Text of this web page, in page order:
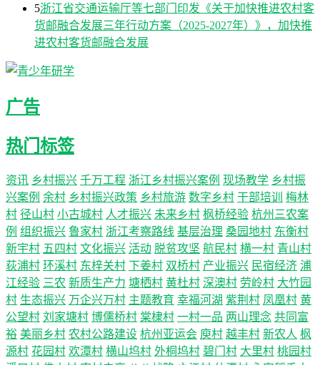
5浙江省交通运输厅等七部门印发《关于加快推进农村客
货邮融合发展三年行动方案（2025-2027年）》，加快推
进农村客货邮融合发展
广告
热门标签
资讯 乡村振兴 千万工程 浙江乡村振兴案例 现场教学 乡村振
兴案例 余村 乡村振兴政策 乡村旅游 数字乡村 干部培训 梅林
村 径山村 小古城村 人才振兴 未来乡村 枫桥经验 杭州三农案
例 组织振兴 鲁家村 浙江考察路线 基层治理 桑园地村 东衡村
新宇村 五四村 文化振兴 活动 脱贫攻坚 航民村 横一村 青山村
荻浦村 环溪村 东梓关村 下姜村 双桥村 产业振兴 民宿经济 浦
江经验 三农 新质生产力 塘栖村 黄杜村 深澳村 劳岭村 大竹园
村 生态振兴 万企兴万村 主题教育 幸福河湖 紫荆村 凤凰村 黄
公望村 刘家塘村 博儒桥村 棠棣村 一村一品 两山理念 共同富
裕 美丽乡村 农村公路建设 杭州亚运会 庾村 越丰村 新农人 枫
源村 花园村 欢潭村 横山坞村 外桐坞村 碧门村 大里村 桃园村